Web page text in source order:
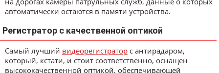
автоматически остаются в памяти устройства.
Регистратор с качественной оптикой
Самый лучший видеорегистратор с антирадаром,
который, кстати, и стоит соответственно, оснащен
высококачественной оптикой, обеспечивающей